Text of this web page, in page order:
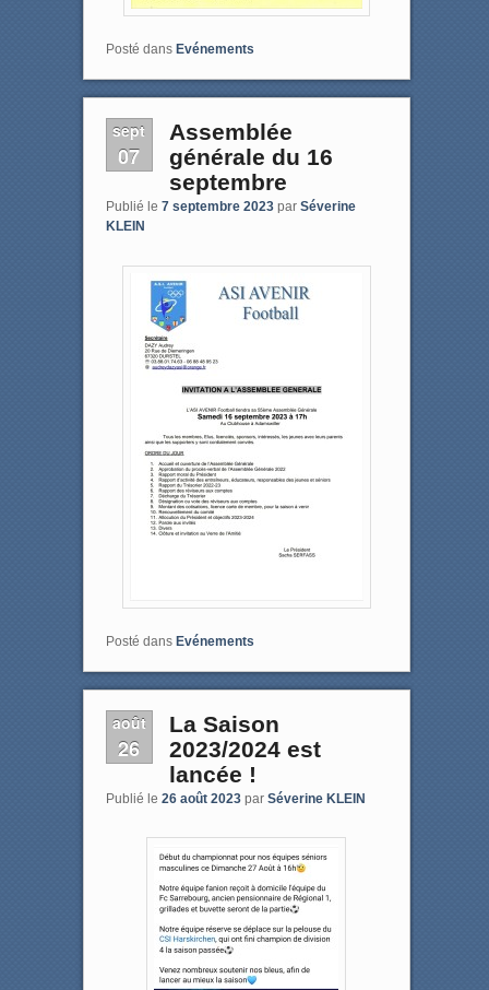
Posté dans Evénements
sept
07
Assemblée
générale du 16
septembre
Publié le 7 septembre 2023 par Séverine
KLEIN
Posté dans Evénements
août
26
La Saison
2023/2024 est
lancée !
Publié le 26 août 2023 par Séverine KLEIN